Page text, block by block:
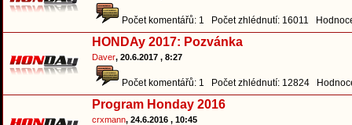
Počet komentářů: 1 Počet zhlédnutí: 16011
HONDAy 2017: Pozvánka
Daver, 20.6.2017 , 8:27
Počet komentářů: 1 Počet zhlédnutí: 12824
Program Honday 2016
crxmann, 24.6.2016 , 10:45